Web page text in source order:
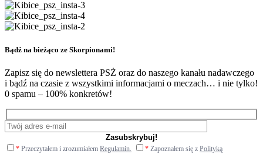
Bądź na bieżąco ze Skorpionami!
Zapisz się do newslettera PSŻ oraz do naszego kanału nadawczego
i bądź na czasie z wszystkimi informacjami o meczach… i nie tylko!
0 spamu – 100% konkretów!
* Przeczytałem i zrozumiałem Regulamin. * Zapoznałem się z Polityką